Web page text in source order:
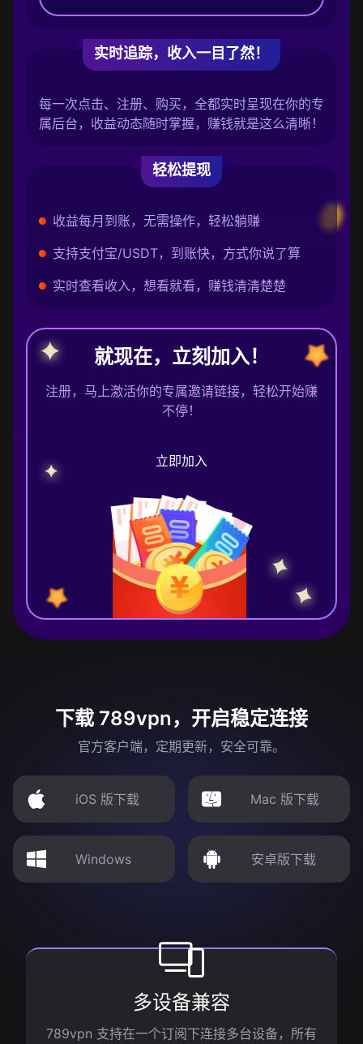
实时追踪，收入一目了然！
每一次点击、注册、购买，全都实时呈现在你的专
属后台，收益动态随时掌握，赚钱就是这么清晰！
轻松提现
收益每月到账，无需操作，轻松躺赚
支持支付宝/USDT，到账快，方式你说了算
实时查看收入，想看就看，赚钱清清楚楚
就现在，立刻加入！
注册，马上激活你的专属邀请链接，轻松开始赚
不停！
立即加入
下载 789vpn，开启稳定连接
官方客户端，定期更新，安全可靠。
iOS 版下载 Mac 版下载
Windows 安卓版下载
多设备兼容
789vpn 支持在一个订阅下连接多台设备，所有